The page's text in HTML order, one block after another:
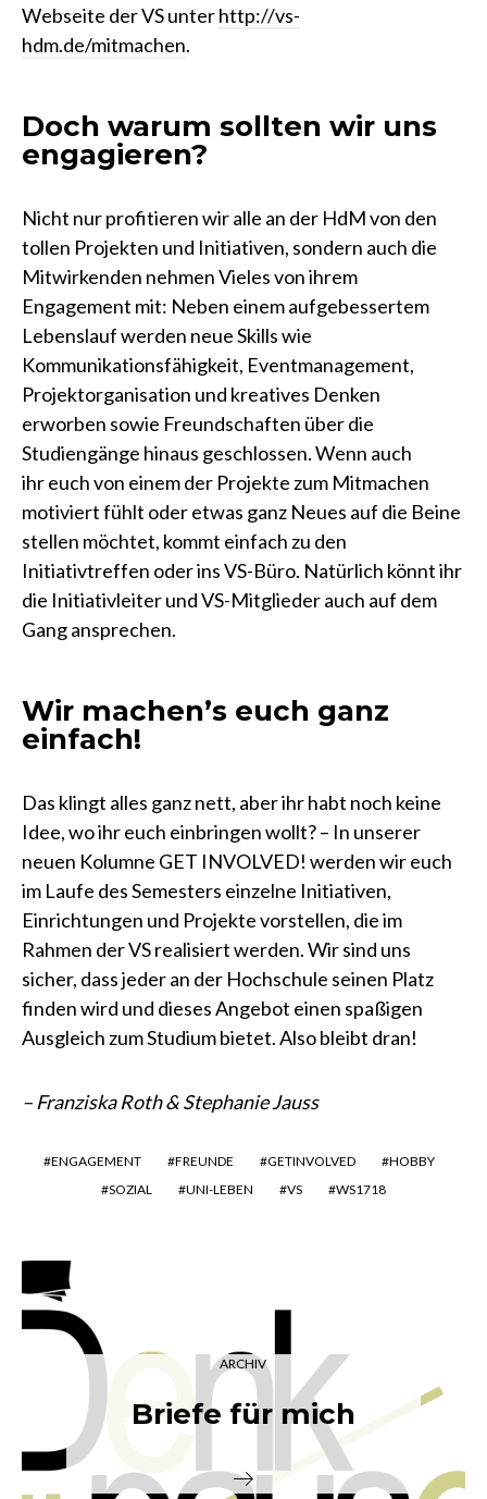
Webseite der VS unterhttp://vs-
hdm.de/mitmachen.
Doch warum sollten wir uns
engagieren?
Nicht nur profitieren wir alle an der HdM von den
tollen Projekten und Initiativen, sondern auch die
Mitwirkenden nehmen Vieles von ihrem
Engagement mit: Neben einem aufgebessertem
Lebenslauf werden neue Skills wie
Kommunikationsfähigkeit, Eventmanagement,
Projektorganisation und kreatives Denken
erworben sowie Freundschaften über die
Studiengänge hinaus geschlossen. Wenn auch
ihr euch von einem der Projekte zum Mitmachen
motiviert fühlt oder etwas ganz Neues auf die Beine
stellen möchtet, kommt einfach zu den
Initiativtreffen oder ins VS-Büro. Natürlich könnt ihr
die Initiativleiter und VS-Mitglieder auch auf dem
Gang ansprechen.
Wir machen’s euch ganz
einfach!
Das klingt alles ganz nett, aber ihr habt noch keine
Idee, wo ihr euch einbringen wollt? – In unserer
neuen Kolumne GET INVOLVED! werden wir euch
im Laufe des Semesters einzelne Initiativen,
Einrichtungen und Projekte vorstellen, die im
Rahmen der VS realisiert werden. Wir sind uns
sicher, dass jeder an der Hochschule seinen Platz
finden wird und dieses Angebot einen spaßigen
Ausgleich zum Studium bietet. Also bleibt dran!
– Franziska Roth & Stephanie Jauss
ENGAGEMENT FREUNDE GETINVOLVED
HOBBY
SOZIAL
UNI-LEBEN VS WS1718
ARCHIV
Briefe für mich